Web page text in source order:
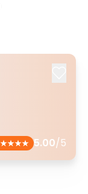
5.00/5